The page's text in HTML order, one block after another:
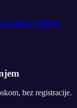
položaj oblikuje
bez registracije.